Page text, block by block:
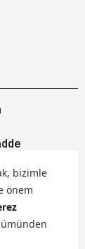
bizimle
önem